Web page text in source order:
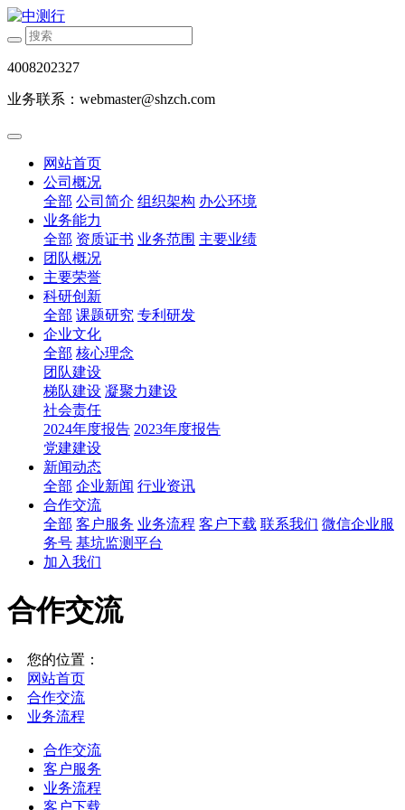
4008202327
业务联系：webmaster@shzch.com
网站首页
公司概况
全部 公司简介 组织架构 办公环境
业务能力
全部 资质证书 业务范围 主要业绩
团队概况
主要荣誉
科研创新
全部 课题研究 专利研发
企业文化
全部 核心理念
团队建设
梯队建设 凝聚力建设
社会责任
2024年度报告 2023年度报告
党建建设
新闻动态
全部 企业新闻 行业资讯
合作交流
全部 客户服务 业务流程 客户下载 联系我们 微信企业服
务号 基坑监测平台
加入我们
合作交流
您的位置：
网站首页
合作交流
业务流程
合作交流
客户服务
业务流程
客户下载